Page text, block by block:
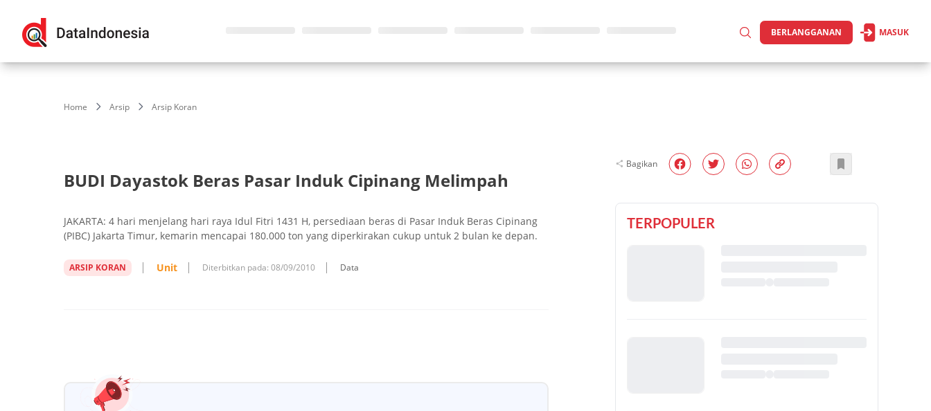
BERLANGGANAN MASUK
Home Arsip Arsip Koran
BUDI Dayastok Beras Pasar Induk Cipinang Melimpah
JAKARTA: 4 hari menjelang hari raya Idul Fitri 1431 H, persediaan beras di Pasar Induk Beras Cipinang
(PIBC) Jakarta Timur, kemarin mencapai 180.000 ton yang diperkirakan cukup untuk 2 bulan ke depan.
ARSIP KORAN Unit Diterbitkan pada: 08/09/2010 Data
Bagikan
TERPOPULER